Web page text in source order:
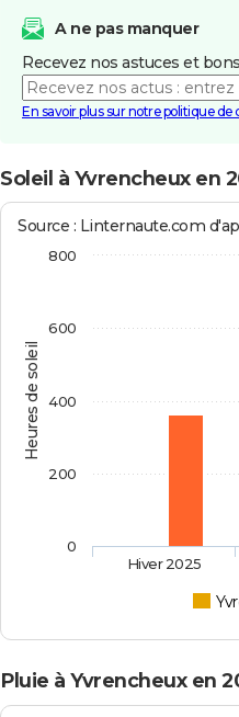
A ne pas manquer
Recevez nos astuces et
En savoir plus sur notre politique de
Soleil à Yvrencheux en
Heures de soleil
Source : Linternaute.com
Hiver 2025
0
200
400
600
800
Pluie à Yvrencheux en